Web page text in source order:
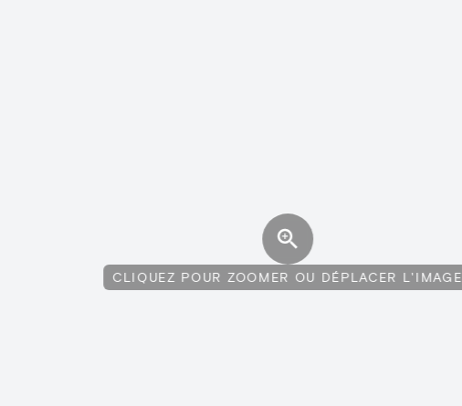
CLIQUEZ POUR ZOOMER OU DÉPLACER L'IMAGE